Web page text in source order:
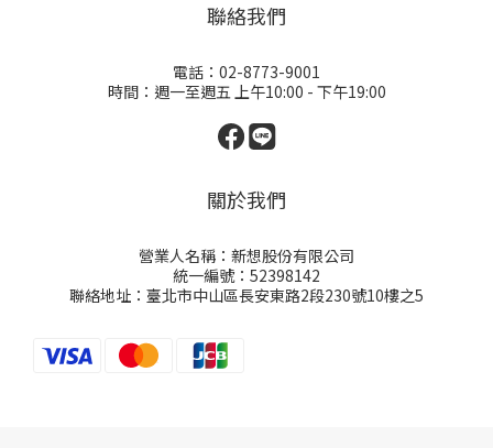
聯絡我們
電話：02-8773-9001
時間：週一至週五 上午10:00 - 下午19:00
關於我們
營業人名稱：新想股份有限公司
統一編號：52398142
聯絡地址：臺北市中山區長安東路2段230號10樓之5